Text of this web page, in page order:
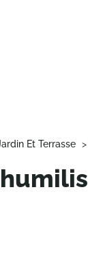
Et Terrasse >